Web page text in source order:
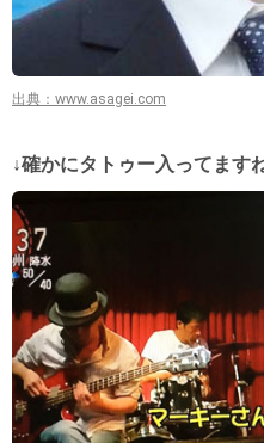
出典：www.asagei.com
↓確かにタトゥー入ってます